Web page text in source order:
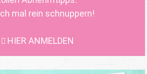
mal rein schnuppern!
HIER ANMELDEN